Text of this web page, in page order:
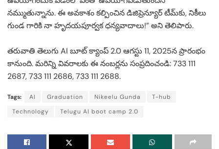
నమ్ముతున్నాను. ఈ అవకాశం కల్పించిన డిజిప్రెన్యూర్ టీమ్‌కు, నికీలు
గుండ గారికి నా హృదయపూర్వక ధన్యవాదాలు!” అని తెలిపారు.
తరువాతి తెలుగు AI బూట్ క్యాంప్ 2.0 ఆగస్టు 11, 2025న ప్రారంభం
కానుంది. మరిన్ని వివరాలకు ఈ నంబర్లను సంప్రదించండి: 733 111
2687, 733 111 2686, 733 111 2688.
Tags: AI Graduation Nikeelu Gunda
T-hub
Technology
Telugu AI boot camp 2.0